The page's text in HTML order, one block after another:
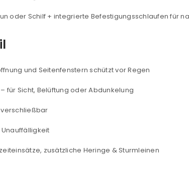
bleiben
Ein Link zum
Ich stimme zu
oder Schilf + integrierte Befestigungsschlaufen für
und Seitenfenstern schützt vor Regen
für Sicht, Belüftung oder Abdunkelung
zusätzliche Heringe & Sturmleinen